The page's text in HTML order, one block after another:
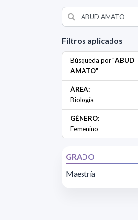
Filtros aplicados
Búsqueda por "ABUD
AMATO"
ÁREA:
Biología
GÉNERO:
Femenino
GRADO
Maestría